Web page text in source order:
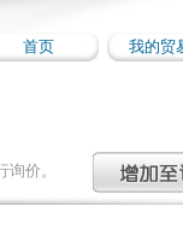
我的贸
首页
价。